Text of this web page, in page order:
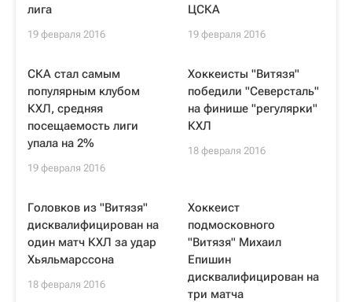
лига
19 февраля 2016
ЦСКА
19 февраля 2016
СКА стал самым
популярным клубом
КХЛ, средняя
посещаемость лиги
упала на 2%
19 февраля 2016
Хоккеисты "Витязя"
победили "Северсталь"
на финише "регулярки"
КХЛ
18 февраля 2016
Головков из "Витязя"
дисквалифицирован на
один матч КХЛ за удар
Хьяльмарссона
18 февраля 2016
Хоккеист
подмосковного
"Витязя" Михаил
Епишин
дисквалифицирован на
три матча